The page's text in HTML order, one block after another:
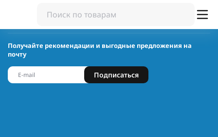
Получайте рекомендации и выгодные предложения на
почту
Подписаться